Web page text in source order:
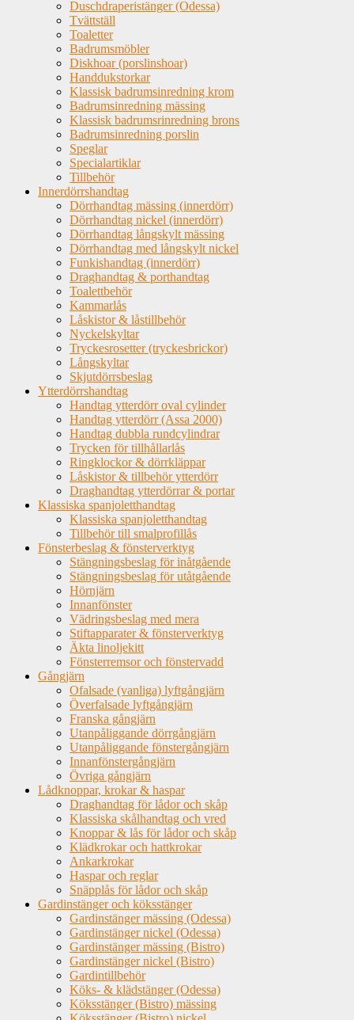
Duschdraperistänger (Odessa)
Tvättställ
Toaletter
Badrumsmöbler
Diskhoar (porslinshoar)
Handdukstorkar
Klassisk badrumsinredning krom
Badrumsinredning mässing
Klassisk badrumsrinredning brons
Badrumsinredning porslin
Speglar
Specialartiklar
Tillbehör
Innerdörrshandtag
Dörrhandtag mässing (innerdörr)
Dörrhandtag nickel (innerdörr)
Dörrhandtag långskylt mässing
Dörrhandtag med långskylt nickel
Funkishandtag (innerdörr)
Draghandtag & porthandtag
Toalettbehör
Kammarlås
Låskistor & låstillbehör
Nyckelskyltar
Tryckesrosetter (tryckesbrickor)
Långskyltar
Skjutdörrsbeslag
Ytterdörrshandtag
Handtag ytterdörr oval cylinder
Handtag ytterdörr (Assa 2000)
Handtag dubbla rundcylindrar
Trycken för tillhållarlås
Ringklockor & dörrkläppar
Låskistor & tillbehör ytterdörr
Draghandtag ytterdörrar & portar
Klassiska spanjoletthandtag
Klassiska spanjoletthandtag
Tillbehör till smalprofillås
Fönsterbeslag & fönsterverktyg
Stängningsbeslag för inåtgående
Stängningsbeslag för utåtgående
Hörnjärn
Innanfönster
Vädringsbeslag med mera
Stiftapparater & fönsterverktyg
Äkta linoljekitt
Fönsterremsor och fönstervadd
Gångjärn
Ofalsade (vanliga) lyftgångjärn
Överfalsade lyftgångjärn
Franska gångjärn
Utanpåliggande dörrgångjärn
Utanpåliggande fönstergångjärn
Innanfönstergångjärn
Övriga gångjärn
Lådknoppar, krokar & haspar
Draghandtag för lådor och skåp
Klassiska skålhandtag och vred
Knoppar & lås för lådor och skåp
Klädkrokar och hattkrokar
Ankarkrokar
Haspar och reglar
Snäpplås för lådor och skåp
Gardinstänger och köksstänger
Gardinstänger mässing (Odessa)
Gardinstänger nickel (Odessa)
Gardinstänger mässing (Bistro)
Gardinstänger nickel (Bistro)
Gardintillbehör
Köks- & klädstänger (Odessa)
Köksstänger (Bistro) mässing